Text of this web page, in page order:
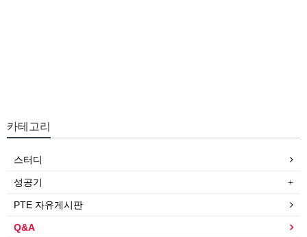
카테고리
스터디
성공기
PTE 자유게시판
Q&A